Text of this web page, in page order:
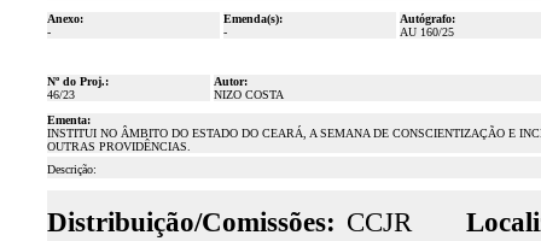
Anexo:
-
Emenda(s):
-
Autógrafo:
AU 160/25
Nº do Proj.:
46/23
Autor:
NIZO COSTA
Ementa:
INSTITUI NO ÂMBITO DO ESTADO DO CEARÁ, A SEMANA DE CONSCIENTIZAÇÃO E
OUTRAS PROVIDÊNCIAS.
Descrição:
Distribuição/Comissões: CCJR